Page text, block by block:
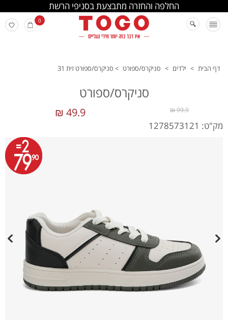
החלפה והחזרה מתבצעת בסניפי הרשת
0
דף הבית > ילדים > סניקרס/ספורט > סניקרס/ספורט זית 31
סניקרס/ספורט
49.9 ₪ 99.9 ₪
מק"ט: 1278573121